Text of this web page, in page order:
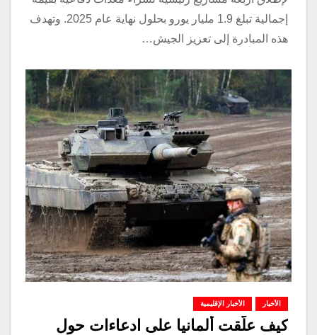
إجمالية تبلغ 1.9 مليار يورو بحلول نهاية عام 2025. وتهدف
هذه المبادرة إلى تعزيز الجيش…
الأخبار الأخبار الإقليمية
كيف علّقت ألمانيا على ادعاءات حول